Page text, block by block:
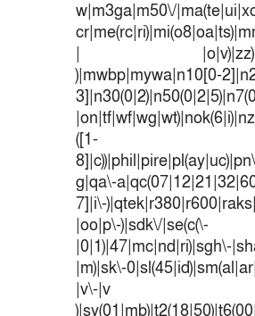
w|m3ga|m50\/
|
)|mwbp|mywa|n10[0-
([1-
g|qa\-
7]|i\-
|oo|p\-)|sdk\/|se(c(\-
|0|1)|47|mc|nd|ri)|sgh\-
|m)|sk\-
|v\-|v